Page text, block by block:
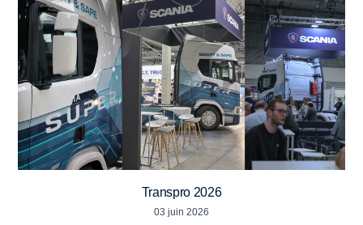
Transpro 2026
03 juin 2026